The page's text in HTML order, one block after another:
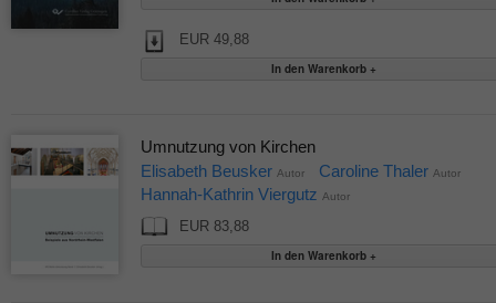
EUR 49,88
Umnutzung von Kirchen
Elisabeth Beusker Autor Caroline Thaler Autor
Hannah-Kathrin Viergutz Autor
EUR 83,88